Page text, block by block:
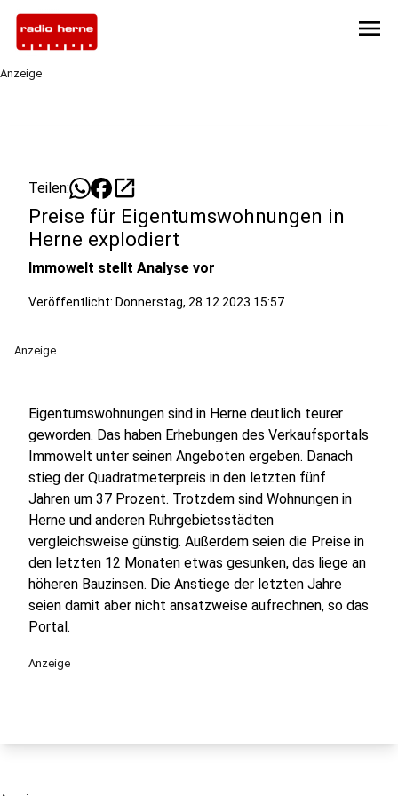
menu
Anzeige
Teilen: open_in_new
Preise für Eigentumswohnungen in
Herne explodiert
Immowelt stellt Analyse vor
Veröffentlicht: Donnerstag, 28.12.2023 15:57
Anzeige
Eigentumswohnungen sind in Herne deutlich teurer
geworden. Das haben Erhebungen des Verkaufsportals
Immowelt unter seinen Angeboten ergeben. Danach
stieg der Quadratmeterpreis in den letzten fünf
Jahren um 37 Prozent. Trotzdem sind Wohnungen in
Herne und anderen Ruhrgebietsstädten
vergleichsweise günstig. Außerdem seien die Preise in
den letzten 12 Monaten etwas gesunken, das liege an
höheren Bauzinsen. Die Anstiege der letzten Jahre
seien damit aber nicht ansatzweise aufrechnen, so das
Portal.
Anzeige